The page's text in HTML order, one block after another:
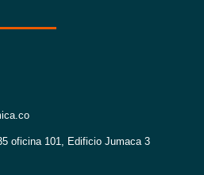
oficina 101, Edificio Jumaca 3